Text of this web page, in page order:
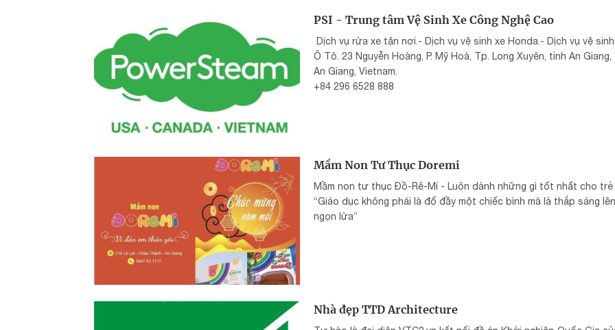
PSI - Trung tâm Vệ Sinh Xe Công Nghệ Cao
Dịch vụ rửa xe tận nơi.- Dịch vụ vệ sinh xe Honda.- Dịch vụ vệ
Ô Tô. 23 Nguyễn Hoàng, P. Mỹ Hoà, Tp. Long Xuyên, tỉnh An Giang,
An Giang, Vietnam.
+84 296 6528 888
Mầm Non Tư Thục Doremi
Mầm non tư thục Đồ-Rê-Mí - Luôn dành những gì tốt nhất cho
“Giáo dục không phải là đổ đầy một chiếc bình mà là thắp sáng
ngọn lửa”
Nhà đẹp TTD Architecture